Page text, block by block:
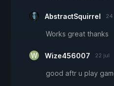
AbstractSquirrel 24
Works great thanks
Wize456007 22 jul
good aftr u play